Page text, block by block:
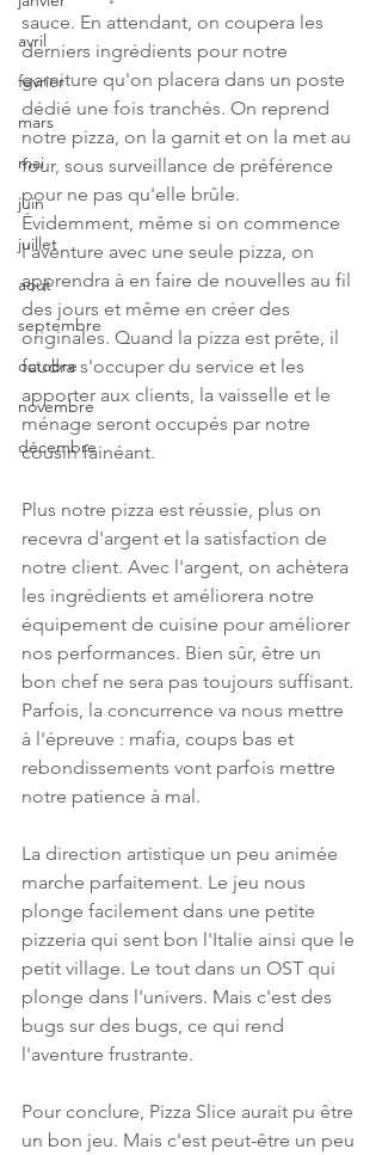
avril
fevrier
mars
mai
juin
juillet
aout
septembre
octobre
novembre
décembre
sauce. En attendant, on coupera les
derniers ingrédients pour notre
garniture qu'on placera dans un poste
dédié une fois tranchés. On reprend
notre pizza, on la garnit et on la met au
four, sous surveillance de préférence
pour ne pas qu'elle brûle.
Évidemment, même si on commence
l'aventure avec une seule pizza, on
apprendra à en faire de nouvelles au fil
des jours et même en créer des
originales. Quand la pizza est prête, il
faudra s'occuper du service et les
apporter aux clients, la vaisselle et le
ménage seront occupés par notre
cousin fainéant.
Plus notre pizza est réussie, plus on
recevra d'argent et la satisfaction de
notre client. Avec l'argent, on achètera
les ingrédients et améliorera notre
équipement de cuisine pour améliorer
nos performances. Bien sûr, être un
bon chef ne sera pas toujours suffisant.
Parfois, la concurrence va nous mettre
à l'épreuve : mafia, coups bas et
rebondissements vont parfois mettre
notre patience à mal.
La direction artistique un peu animée
marche parfaitement. Le jeu nous
plonge facilement dans une petite
pizzeria qui sent bon l'Italie ainsi que le
petit village. Le tout dans un OST qui
plonge dans l'univers. Mais c'est des
bugs sur des bugs, ce qui rend
l'aventure frustrante.
Pour conclure, Pizza Slice aurait pu être
un bon jeu. Mais c'est peut-être un peu